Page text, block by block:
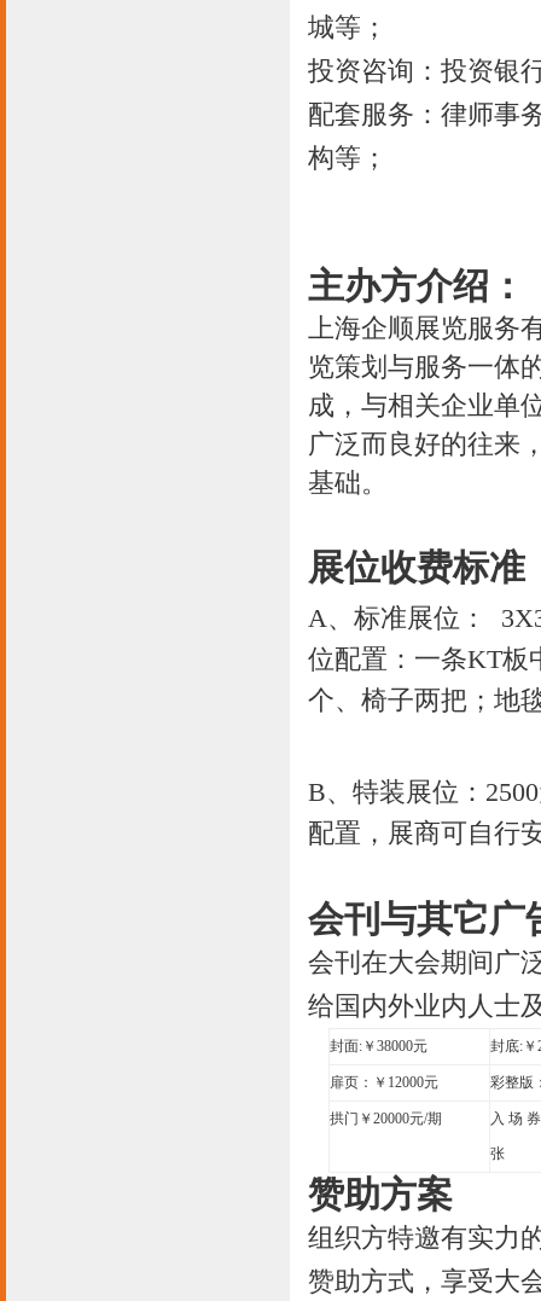
城等；
投资咨询：投资银
配套服务：律师事
构等；
主办方介绍：
上海企顺展览服务
览策划与服务一体
成，与相关企业单
广泛而良好的往来
基础。
展位收费标准
A、标准展位：
位配置：一条KT板
个、椅子两把；地
B、特装展位：
配置，展商可自行
会刊与其它广
会刊在大会期间广
给国内外业内人士
封面:￥38000元 封底:￥
扉页：￥ 12000元 彩整版
拱门￥ 20000元/期 入 场
张
赞助方案
组织方特邀有实力
赞助方式，享受大